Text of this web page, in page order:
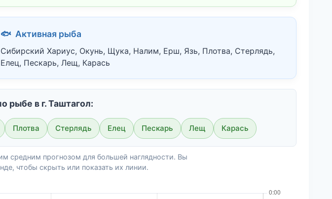
🐟 Активная рыба
Сибирский Хариус, Окунь, Щука, Налим, Ерш, Язь, Плотва, Стерлядь,
Елец, Пескарь, Лещ, Карась
рыбе в г. Таштагол:
Плотва Стерлядь Елец Пескарь Лещ Карась
средним прогнозом для большей наглядности. Вы
чтобы скрыть или показать их линии.